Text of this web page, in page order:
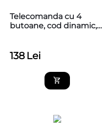
Telecomanda cu 4
butoane, cod dinamic,
138 Lei